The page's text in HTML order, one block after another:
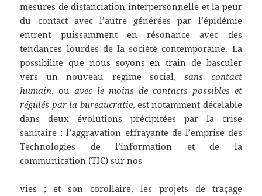
mesures de distanciation interpersonnelle et la peur
du contact avec l’autre générées par l’épidémie
entrent puissamment en résonance avec des
tendances lourdes de la société contemporaine. La
possibilité que nous soyons en train de basculer
vers un nouveau régime social, sans contact
humain, ouavec le moins de contacts possibles et
régulés par la bureaucratie, est notamment décelable
dans deux évolutions précipitées par la crise
sanitaire : l’aggravation effrayante de l’emprise des
Technologies de l’information et de la
communication (TIC) sur nos
vies ; et son corollaire, les projets de traçage